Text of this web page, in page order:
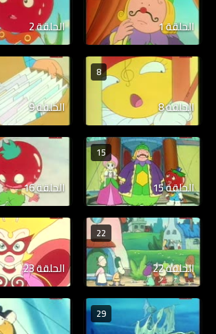
الحلقة 1 الحلقة 2
8
الحلقة 8 الحلقة 9
15
الحلقة 15 الحلقة 16
22
الحلقة 22 الحلقة 23
29